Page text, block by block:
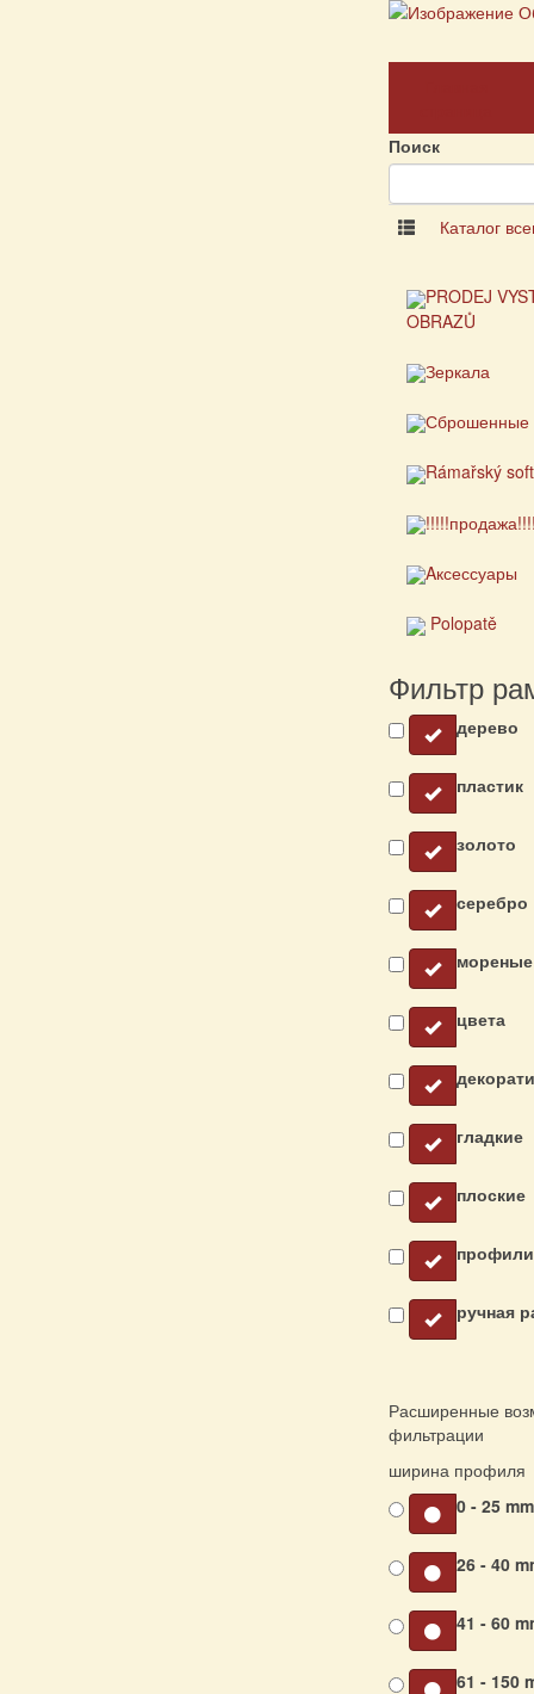
Поиск
Каталог
PRODEJ
OBRAZŮ
Зеркала
Сброшенные
Rámařský
Aксессуары
Polopatě
Фильтр
дерево
пластик
золото
серебро
мореные
цвета
гладкие
плоские
ручная
Расширенные
фильтрации
ширина профиля
0 - 25
26 - 40
41 - 60
61 - 150